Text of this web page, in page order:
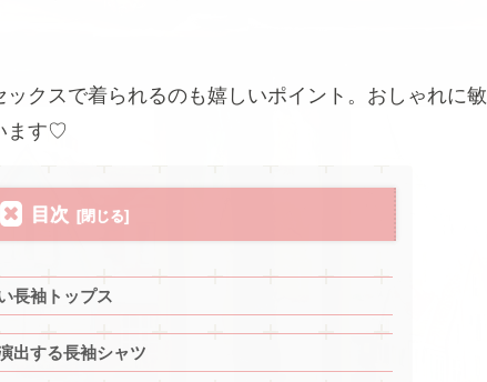
クスで着られるのも嬉しいポイント。おしゃれに敏
ます♡
目次
長袖トップス
出する長袖シャツ